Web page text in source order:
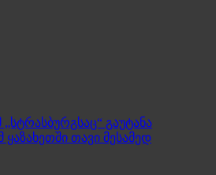
„სტრასბურგსაც“ გაუტანა
ყაზახეთში თავი მესამედ